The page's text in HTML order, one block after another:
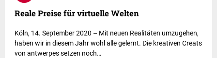
Reale Preise für virtuelle Welten
Köln, 14. September 2020 – Mit neuen Realitäten umzugehen,
haben wir in diesem Jahr wohl alle gelernt. Die kreativen Creats
von antwerpes setzen noch…